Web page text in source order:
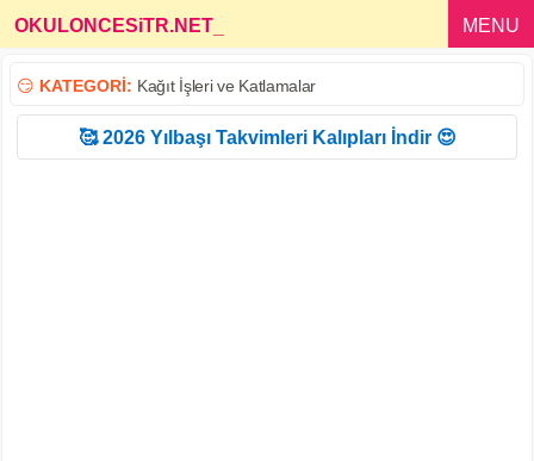
OKULONCESiTR.NET MENU
😏 KATEGORİ: Kağıt İşleri ve Katlamalar
🥰 2026 Yılbaşı Takvimleri Kalıpları İndir 😍